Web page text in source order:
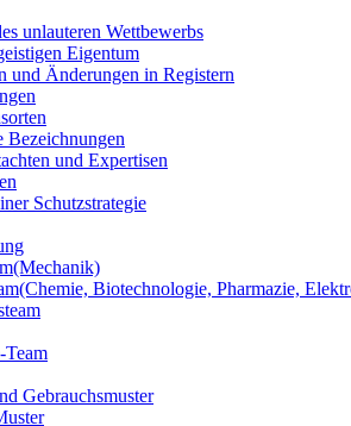
unlauteren Wettbewerbs
Eigentum
und Änderungen in Registern
Bezeichnungen
und Expertisen
Schutzstrategie
(Mechanik)
(Chemie, Biotechnologie, Pharmazie,
Team
Gebrauchsmuster